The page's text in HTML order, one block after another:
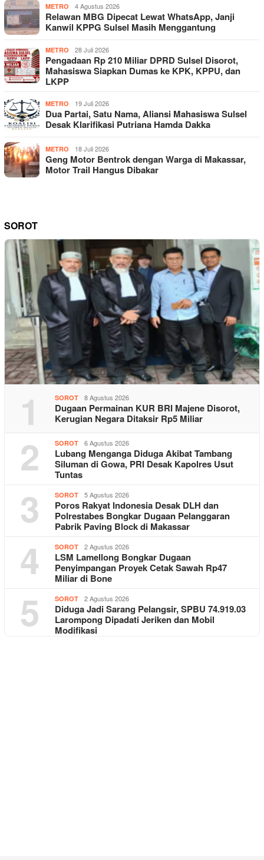
METRO 4 Agustus 2026
Relawan MBG Dipecat Lewat WhatsApp, Janji
Kanwil KPPG Sulsel Masih Menggantung
METRO 28 Juli 2026
Pengadaan Rp 210 Miliar DPRD Sulsel Disorot,
Mahasiswa Siapkan Dumas ke KPK, KPPU, dan
LKPP
METRO 19 Juli 2026
Dua Partai, Satu Nama, Aliansi Mahasiswa Sulsel
Desak Klarifikasi Putriana Hamda Dakka
METRO 18 Juli 2026
Geng Motor Bentrok dengan Warga di Makassar,
Motor Trail Hangus Dibakar
SOROT
1 SOROT 8 Agustus 2026
Dugaan Permainan KUR BRI Majene Disorot,
Kerugian Negara Ditaksir Rp5 Miliar
2 SOROT 6 Agustus 2026
Lubang Menganga Diduga Akibat Tambang
Siluman di Gowa, PRI Desak Kapolres Usut
Tuntas
3 SOROT 5 Agustus 2026
Poros Rakyat Indonesia Desak DLH dan
Polrestabes Bongkar Dugaan Pelanggaran
Pabrik Paving Block di Makassar
4 SOROT 2 Agustus 2026
LSM Lamellong Bongkar Dugaan
Penyimpangan Proyek Cetak Sawah Rp47
Miliar di Bone
5 SOROT 2 Agustus 2026
Diduga Jadi Sarang Pelangsir, SPBU 74.919.03
Larompong Dipadati Jeriken dan Mobil
Modifikasi